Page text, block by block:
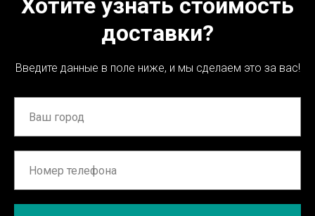
Хотите узнать стоимость
доставки?
Введите данные в поле ниже, и мы сделаем это за вас!